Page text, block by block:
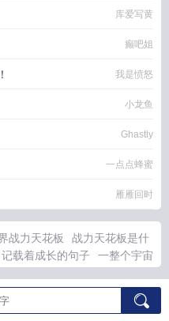
库爱写黄
癫吧姐
我是愤怒
小龙鱼
Ghastly
一点点蜂蜜
雁雁回时
战力天花板
战力天花板是什
记载着成长的句子
一整个宇宙
瞳的全部技能
我战力天花板
朝重生之
成